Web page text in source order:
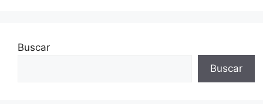
Buscar
Buscar